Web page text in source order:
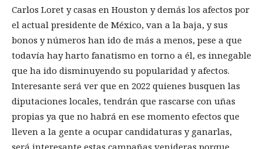
Carlos Loret y casas en Houston y demás los afectos por
el actual presidente de México, van a la baja, y sus
bonos y números han ido de más a menos, pese a que
todavía hay harto fanatismo en torno a él, es innegable
que ha ido disminuyendo su popularidad y afectos.
Interesante será ver que en 2022 quienes busquen las
diputaciones locales, tendrán que rascarse con uñas
propias ya que no habrá en ese momento efectos que
lleven a la gente a ocupar candidaturas y ganarlas,
será interesante estas campañas venideras porque